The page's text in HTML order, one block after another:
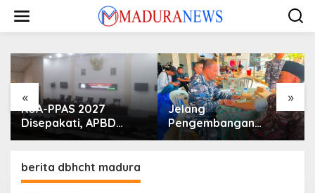
konten
« »
KUA-PPAS 2027
Disepakati, APBD
Sampang Defisit Rp
Jelang
Pengembangan
Lapangan Hidayah,
berita dbhcht madura